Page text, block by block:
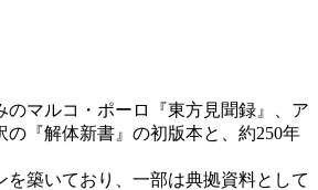
マルコ・ポーロ『東方見聞録』、ア
『解体新書』の初版本と、約250年
築いており、一部は典拠資料として